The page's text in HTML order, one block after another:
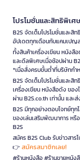
โปรโมชั่นและสิทธิพิเศ
B2S จัดเต็มโปรโมชั่นและสิ
อัปเดตทุกเดือนกับแคมเปญ
ทั้งสินค้าเครื่องเขียน หนังสื
และดีลพิเศษเมื่อช้อปผ่าน
*เมื่อสั่งครบขั้นต่ำที่บริษัทกำ
B2S จัดเต็มโปรโมชั่นและสิ
เครื่องเขียน หนังสือดัง ขอ
ผ่าน B2S.co.th เท่านั้น แล
B2S มีทุกอย่างตอบโจทย์ทุก
ของเล่นเสริมพัฒนาการ หรื
B2S
สมัคร B2S Club รับข่าวสาร
👉 สมัครสมาชิกเลย!
#ร้านหนังสือ #ร้านขายหนัง